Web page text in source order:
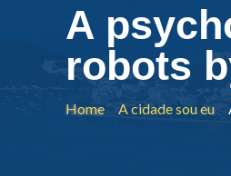
A
robots
Home A cidade sou eu